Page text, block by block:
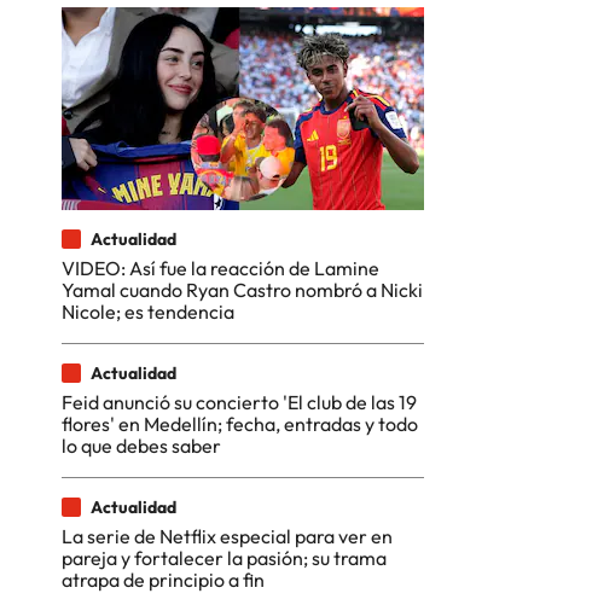
Actualidad
VIDEO: Así fue la reacción de Lamine
Yamal cuando Ryan Castro nombró a Nicki
Nicole; es tendencia
Actualidad
Feid anunció su concierto 'El club de las 19
flores' en Medellín; fecha, entradas y todo
lo que debes saber
Actualidad
La serie de Netflix especial para ver en
pareja y fortalecer la pasión; su trama
atrapa de principio a fin